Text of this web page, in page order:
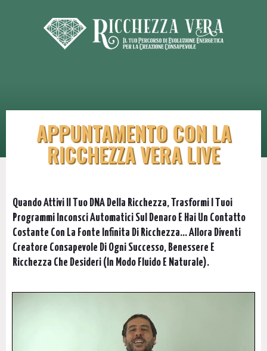
APPUNTAMENTO CON LA
RICCHEZZA VERA LIVE
Quando Attivi Il Tuo DNA Della Ricchezza, Trasformi I Tuoi
Programmi Inconsci Automatici Sul Denaro E Hai Un Contatto
Costante Con La Fonte Infinita Di Ricchezza... Allora Diventi
Creatore Consapevole Di Ogni Successo, Benessere E
Ricchezza Che Desideri (in Modo Fluido E Naturale).